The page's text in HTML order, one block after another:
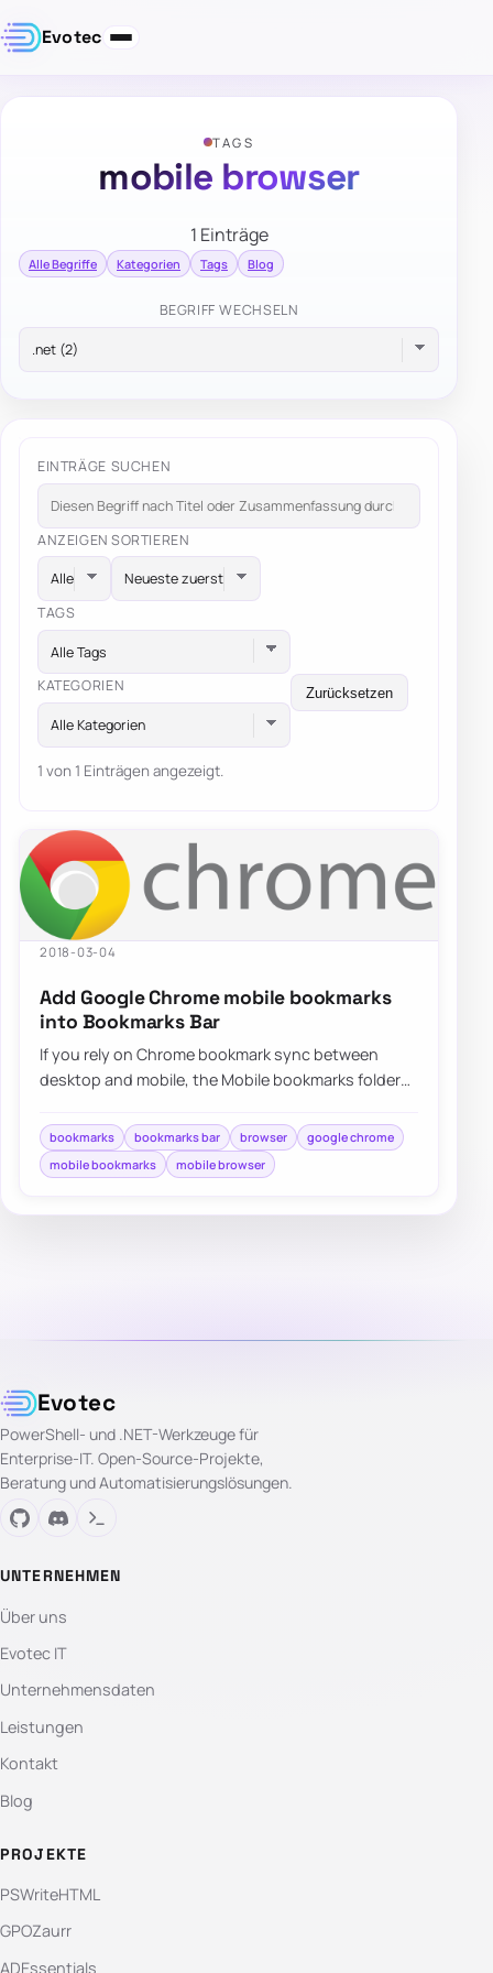
Evotec
TAGS
mobile browser
1 Einträge
Alle Begriffe Kategorien Tags Blog
BEGRIFF WECHSELN
EINTRÄGE SUCHEN
ANZEIGEN SORTIEREN
TAGS
Alle Tags
KATEGORIEN
Alle Kategorien
Zurücksetzen
1 von 1 Einträgen angezeigt.
2018-03-04
Add Google Chrome mobile bookmarks
into Bookmarks Bar
If you rely on Chrome bookmark sync between
desktop and mobile, the Mobile bookmarks folder
bookmarks bookmarks bar browser
google chrome
mobile bookmarks
mobile browser
Evotec
PowerShell- und .NET-Werkzeuge für
Enterprise-IT. Open-Source-Projekte,
Beratung und Automatisierungslösungen.
UNTERNEHMEN
Über uns
Evotec IT
Unternehmensdaten
Leistungen
Kontakt
Blog
PROJEKTE
PSWriteHTML
GPOZaurr
ADEssentials